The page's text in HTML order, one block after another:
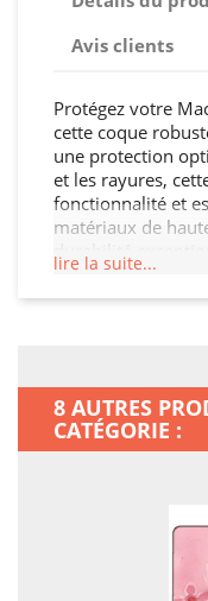
Avis clients
Protégez votre
cette coque
une protection
et les rayures,
fonctionnalité et
matériaux de
facile à manipuler.
s'adapte à votre
lire la suite...
8 AUTRES
CATÉGORIE :